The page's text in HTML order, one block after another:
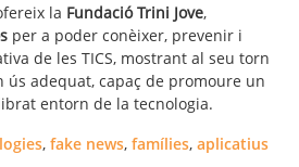
la Fundació Trini Jove,
per a poder conèixer, prevenir i
de les TICS, mostrant al seu torn
adequat, capaç de promoure un
entorn de la tecnologia.
, fake news, famílies, aplicatius